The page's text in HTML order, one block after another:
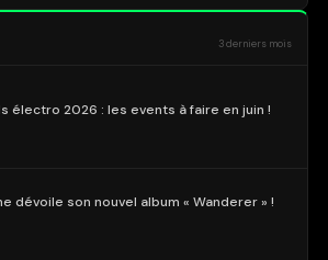
3 derniers mois
électro 2026 : les events à faire en juin !
dévoile son nouvel album « Wanderer » !